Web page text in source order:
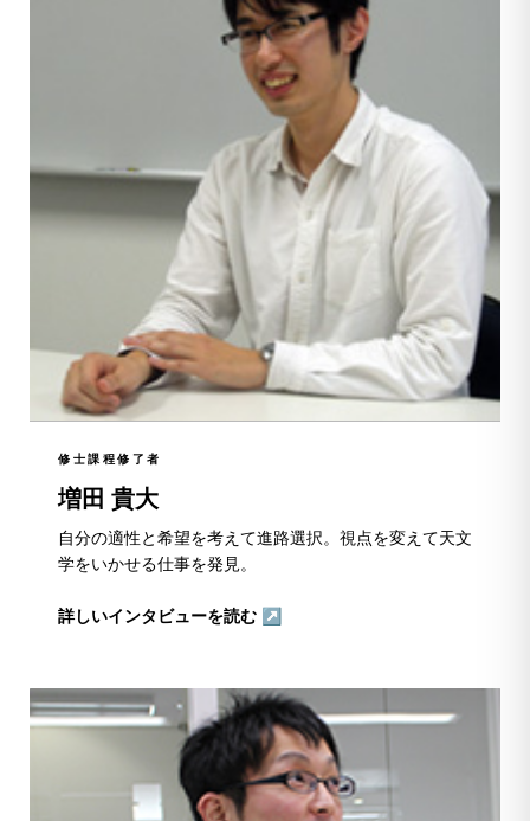
修士課程修了者
増田 貴大
自分の適性と希望を考えて進路選択。視点を変えて天文
学をいかせる仕事を発見。
詳しいインタビューを読む ↗